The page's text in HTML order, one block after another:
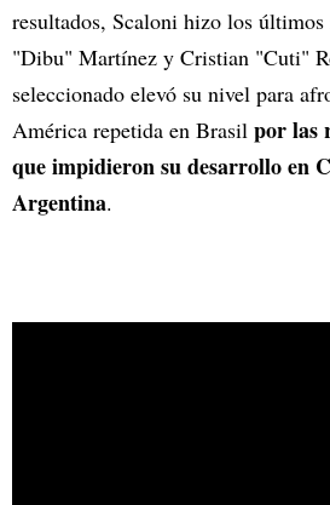
resultados, Scaloni hizo los
"Dibu" Martínez y Cristian "Cuti"
seleccionado elevó su nivel para
América repetida en Brasil por las
que impidieron su desarrollo en
Argentina.